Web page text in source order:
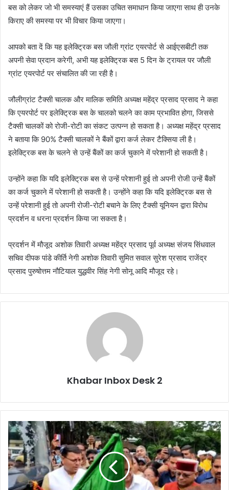
बस को लेकर जो भी समस्याएं हैं उसका उचित समाधान किया जाएगा साथ ही उनके
किराए की समस्या पर भी विचार किया जाएगा।
आपको बता दें कि यह इलेक्ट्रिक बस जौली ग्रांट एयरपोर्ट से आईएसबीटी तक
अपनी सेवा प्रदान करेगी, अभी यह इलेक्ट्रिक बस 5 दिन के ट्रायल पर जौली
ग्रांट एयरपोर्ट पर संचालित की जा रही है।
जौलीग्रांट टैक्सी चालक और मालिक समिति अध्यक्ष महेंद्र प्रसाद प्रसाद ने कहा
कि एयरपोर्ट पर इलेक्ट्रिक बस के चालको चलने का काम प्रभावित होगा, जिससे
टैक्सी चालकों को रोजी-रोटी का संकट उत्पन्न हो सकता है। अध्यक्ष महेंद्र प्रसाद
ने बताया कि 90% टैक्सी चालकों ने बैंकों द्वारा कर्ज लेकर टैक्सिया ली है।
इलेक्ट्रिक बस के चलने से उन्हें बैंकों का कर्ज चुकाने में परेशानी हो सकती है।
उन्होंने कहा कि यदि इलेक्ट्रिक बस से उन्हें परेशानी हुई तो अपनी रोजी उन्हें बैंकों
का कर्ज चुकाने में परेशानी हो सकती है। उन्होंने कहा कि यदि इलेक्ट्रिक बस से
उन्हें परेशानी हुई तो अपनी रोजी-रोटी बचाने के लिए टैक्सी यूनियन द्वारा विरोध
प्रदर्शन व धरना प्रदर्शन किया जा सकता है।
प्रदर्शन में मौजूद अशोक तिवारी अध्यक्ष महेंद्र प्रसाद पूर्व अध्यक्ष संजय सिंधवाल
सचिव दीपक पांडे कीर्ति नेगी अशोक तिवारी सुमित सवाल सुरेश प्रसाद राजेंद्र
प्रसाद पुरुषोत्तम नौटियाल युद्धवीर सिंह नेगी सोनू आदि मौजूद रहे।
Khabar Inbox Desk 2
CM
धामी
ने
5
इलेक्ट्रिक
स्मार्ट